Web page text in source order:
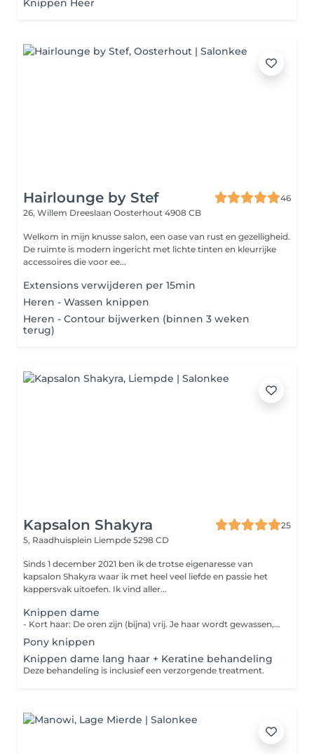
Knippen Heer
Hairlounge by Stef
46
26, Willem Dreeslaan Oosterhout 4908 CB
Welkom in mijn knusse salon, een oase van rust en gezelligheid.
De ruimte is modern ingericht met lichte tinten en kleurrijke
accessoires die voor ee...
Extensions verwijderen per 15min
Heren - Wassen knippen
Heren - Contour bijwerken (binnen 3 weken
terug)
Kapsalon Shakyra
25
5, Raadhuisplein Liempde 5298 CD
Sinds 1 december 2021 ben ik de trotse eigenaresse van
kapsalon Shakyra waar ik met heel veel liefde en passie het
kappersvak uitoefen. Ik vind aller...
Knippen dame
- Kort haar: De oren zijn (bijna) vrij. Je haar wordt gewassen, geknipt en gedroogd. - Lang haar en boblijn pakket 'mooi' : Je haar wordt gewassen, geknipt en droog geblazen. - Lang haar en boblijn pakket 'mooier' : Je haar wordt gewassen, geknipt en gedroogd naar wens. - Lang haar en boblijn pakket 'mooist' : Je haar wordt gewassen met wasmassage, inclusief een haarmasker, je wordt geknipt en gedroogd naar wens.
Pony knippen
Knippen dame lang haar + Keratine behandeling
Deze behandeling is inclusief een verzorgende treatment.